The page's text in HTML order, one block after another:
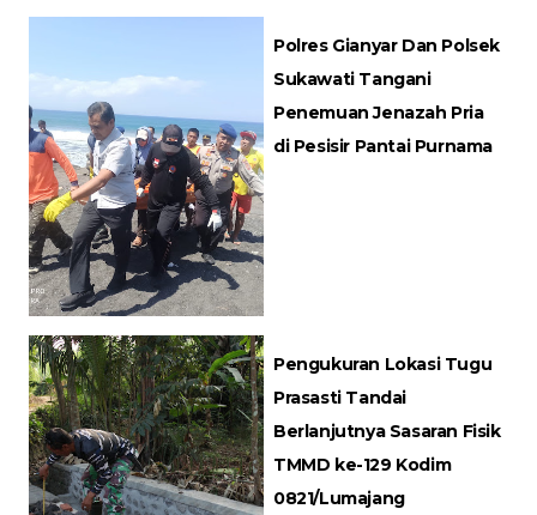
Polres Gianyar Dan Polsek
Sukawati Tangani
Penemuan Jenazah Pria
di Pesisir Pantai Purnama
Pengukuran Lokasi Tugu
Prasasti Tandai
Berlanjutnya Sasaran Fisik
TMMD ke-129 Kodim
0821/Lumajang